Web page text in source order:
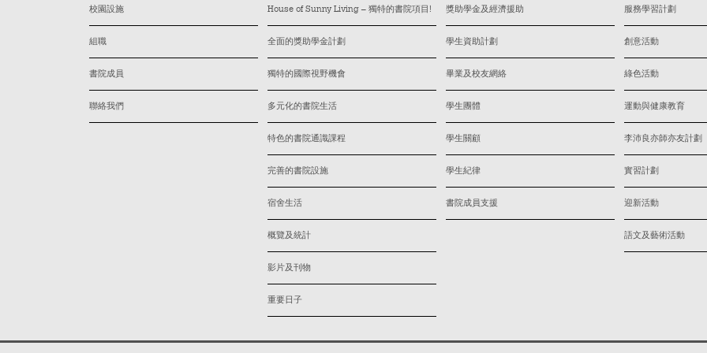
校園設施
組職
書院成員
聯絡我們
House of Sunny Living – 獨特的書院項目!
全面的獎助學金計劃
獨特的國際視野機會
多元化的書院生活
特色的書院通識課程
完善的書院設施
宿舍生活
概覽及統計
影片及刊物
重要日子
獎助學金及經濟援助
學生資助計劃
畢業及校友網絡
學生團體
學生關顧
學生紀律
書院成員支援
服務學習計劃
創意活動
綠色活動
運動與健康教育
李沛良亦師亦友計劃
實習計劃
迎新活動
語文及藝術活動